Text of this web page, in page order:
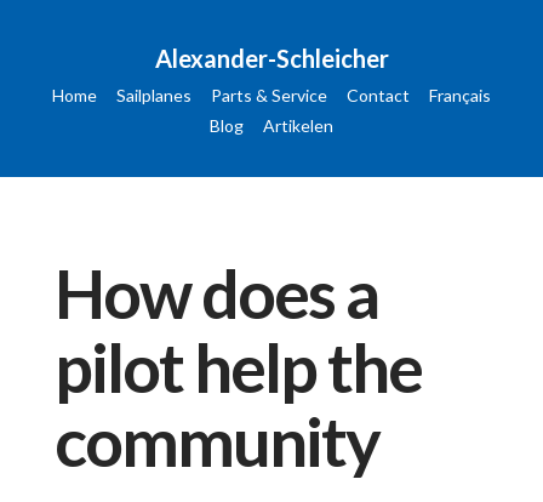
Alexander-Schleicher
Home Sailplanes Parts & Service Contact
Français
Blog
Artikelen
How does a
pilot help the
community